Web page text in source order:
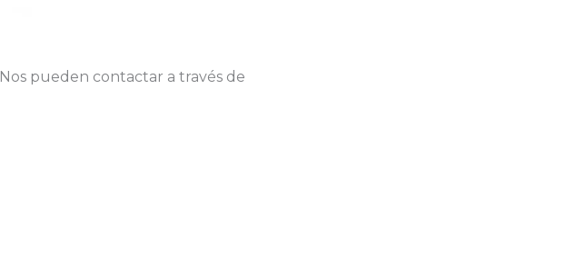
Nos pueden contactar a través de